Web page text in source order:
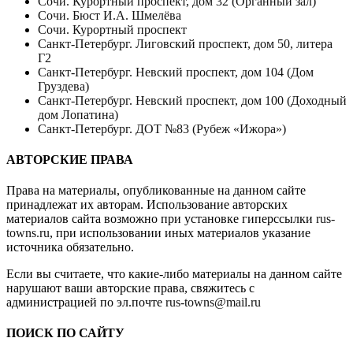
Сочи. Бюст И.А. Шмелёва
Сочи. Курортный проспект
Санкт-Петербург. Лиговский проспект, дом 50, литера
Г2
Санкт-Петербург. Невский проспект, дом 104 (Дом
Груздева)
Санкт-Петербург. Невский проспект, дом 100 (Доходный
дом Лопатина)
Санкт-Петербург. ДОТ №83 (Рубеж «Ижора»)
АВТОРСКИЕ ПРАВА
Права на материалы, опубликованные на данном сайте
принадлежат их авторам. Использование авторских
материалов сайта возможно при установке гиперссылки rus-
towns.ru, при использовании иных материалов указание
источника обязательно.
Если вы считаете, что какие-либо материалы на данном сайте
нарушают ваши авторские права, свяжитесь с
администрацией по эл.почте rus-towns@mail.ru
ПОИСК ПО САЙТУ